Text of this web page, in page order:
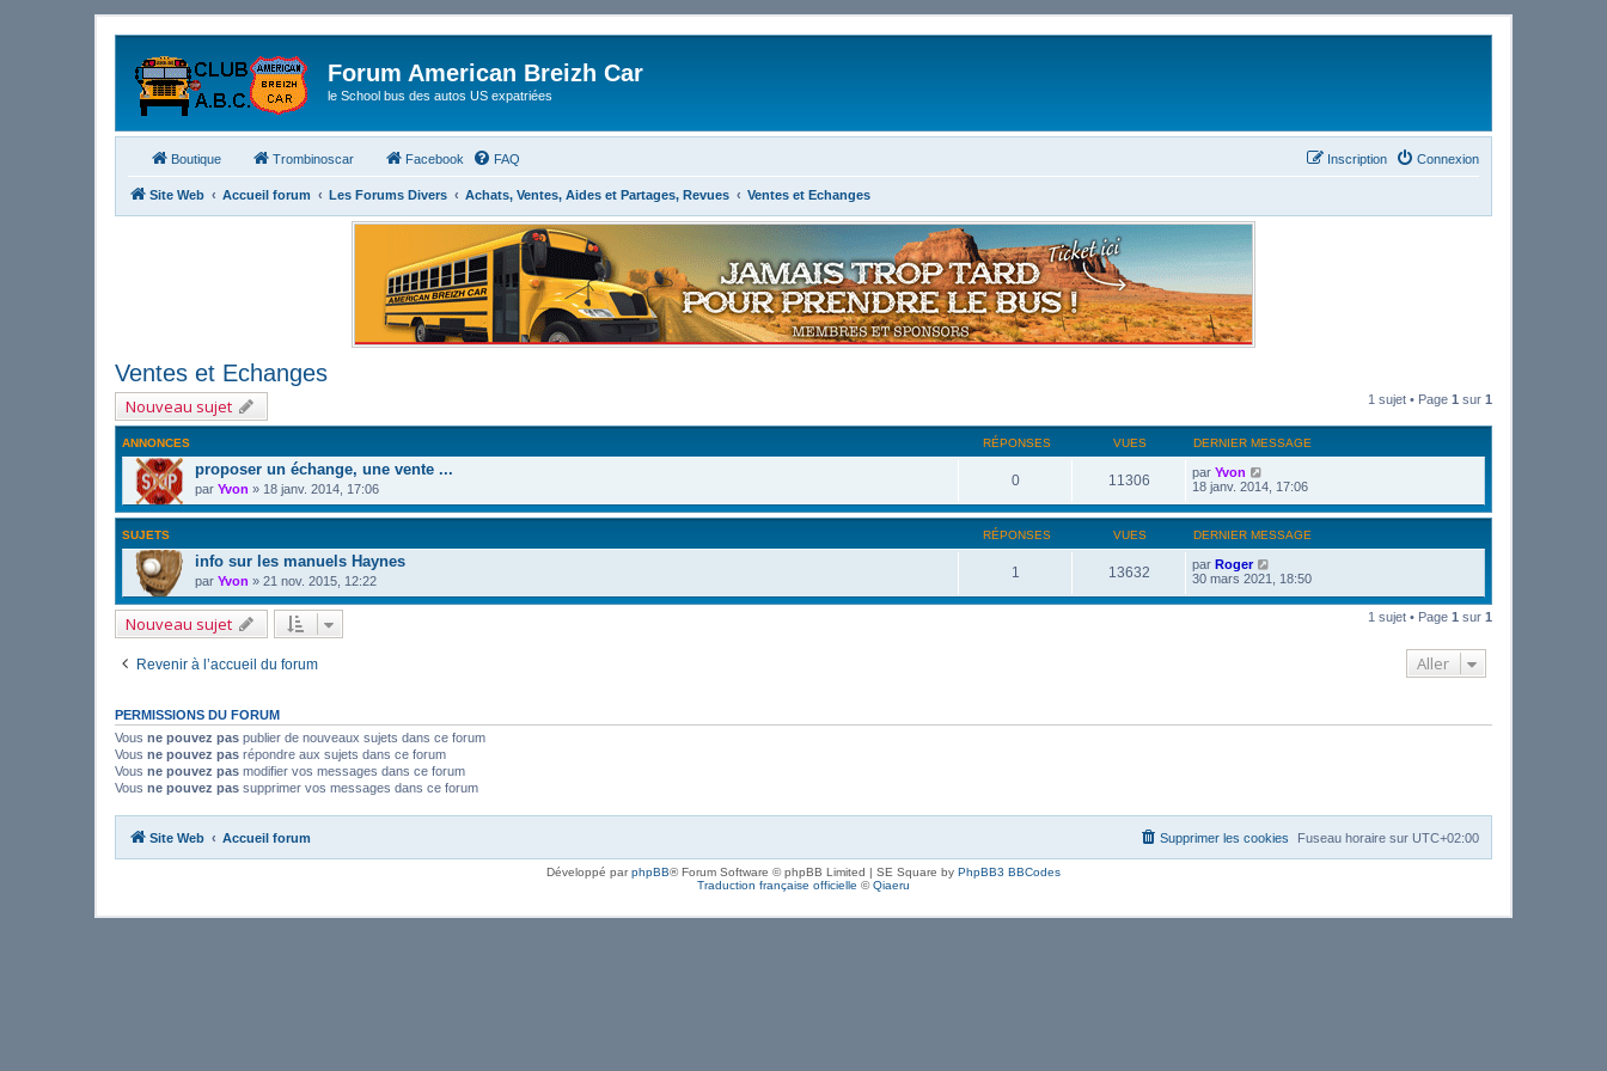
Forum American Breizh Car
le School bus des autos US expatriées
Boutique Trombinoscar Facebook FAQ Connexion
Inscription
Site Web Accueil forum Les Forums Divers Achats, Ventes, Aides et Partages, Revues Ventes et Echanges
Ventes et Echanges
Nouveau sujet 1 sujet • Page 1 sur 1
ANNONCES RÉPONSES VUES DERNIER MESSAGE
proposer un échange, une vente ...
par Yvon » 18 janv. 2014, 17:06
0 11306 par Yvon
18 janv. 2014, 17:06
SUJETS RÉPONSES VUES DERNIER MESSAGE
info sur les manuels Haynes
par Yvon » 21 nov. 2015, 12:22
1 13632 par Roger
30 mars 2021, 18:50
Nouveau sujet 1 sujet • Page 1 sur 1
Revenir à l’accueil du forum Aller
PERMISSIONS DU FORUM
Vous ne pouvez pas publier de nouveaux sujets dans ce forum
Vous ne pouvez pas répondre aux sujets dans ce forum
Vous ne pouvez pas modifier vos messages dans ce forum
Vous ne pouvez pas supprimer vos messages dans ce forum
Site Web Accueil forum Fuseau horaire sur UTC+02:00
Supprimer les cookies
Développé parphpBB® Forum Software © phpBB Limited | SE Square by PhpBB3 BBCodes
Traduction française officielle ©Qiaeru